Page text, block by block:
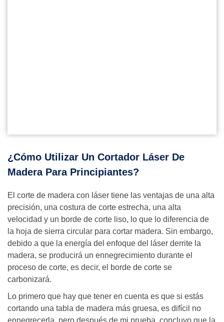
¿Cómo Utilizar Un Cortador Láser De
Madera Para Principiantes?
El corte de madera con láser tiene las ventajas de una alta
precisión, una costura de corte estrecha, una alta
velocidad y un borde de corte liso, lo que lo diferencia de
la hoja de sierra circular para cortar madera. Sin embargo,
debido a que la energía del enfoque del láser derrite la
madera, se producirá un ennegrecimiento durante el
proceso de corte, es decir, el borde de corte se
carbonizará.
Lo primero que hay que tener en cuenta es que si estás
cortando una tabla de madera más gruesa, es difícil no
ennegrecerla, pero después de mi prueba, concluyo que la